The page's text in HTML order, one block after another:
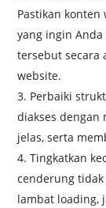
Pastikan
yang ingin
tersebut secara
website.
Perbaiki
diakses
jelas, serta
Tingkatkan
cenderung
lambat loading,